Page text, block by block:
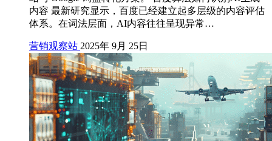
内容 最新研究显示，百度已经建立起多层级的内容评估
体系。在词法层面，AI内容往往呈现异常…
营销观察站 2025年 9月 25日